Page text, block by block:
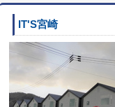
IT'S宮崎